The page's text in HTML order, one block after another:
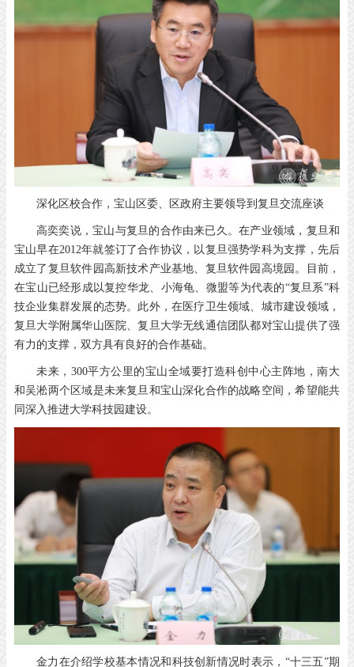
深化区校合作，宝山区委、区政府主要领导到复旦交流座谈
高奕奕说，宝山与复旦的合作由来已久。在产业领域，复旦和
宝山早在2012年就签订了合作协议，以复旦强势学科为支撑，先后
成立了复旦软件园高新技术产业基地、复旦软件园高境园。目前，
在宝山已经形成以复控华龙、小海龟、微盟等为代表的“复旦系”科
技企业集群发展的态势。此外，在医疗卫生领域、城市建设领域，
复旦大学附属华山医院、复旦大学无线通信团队都对宝山提供了强
有力的支撑，双方具有良好的合作基础。
未来，300平方公里的宝山全域要打造科创中心主阵地，南大
和吴淞两个区域是未来复旦和宝山深化合作的战略空间，希望能共
同深入推进大学科技园建设。
金力在介绍学校基本情况和科技创新情况时表示，“十三五”期